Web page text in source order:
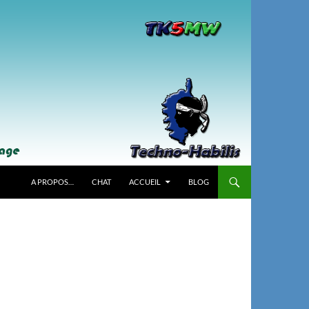
A PROPOS… CHAT ACCUEIL BLOG